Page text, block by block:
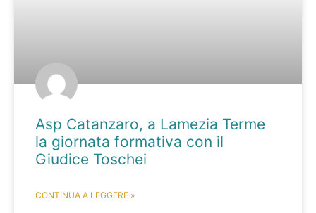
Asp Catanzaro, a Lamezia Terme
la giornata formativa con il
Giudice Toschei
CONTINUA A LEGGERE »